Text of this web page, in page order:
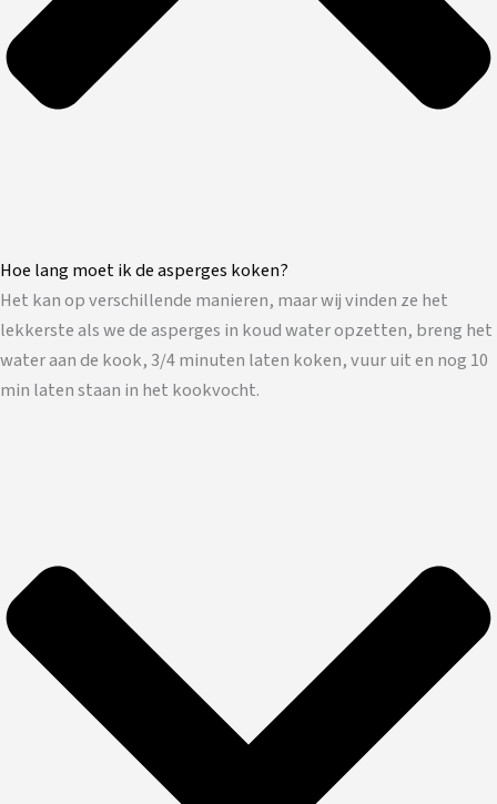
Hoe lang moet ik de asperges koken?
Het kan op verschillende manieren, maar wij vinden ze het
lekkerste als we de asperges in koud water opzetten, breng het
water aan de kook, 3/4 minuten laten koken, vuur uit en nog 10
min laten staan in het kookvocht.